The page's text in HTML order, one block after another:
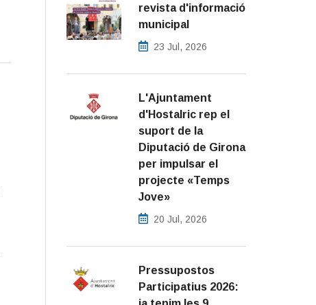
revista d'informació
municipal
23 Jul, 2026
L'Ajuntament
d'Hostalric rep el
suport de la
Diputació de Girona
per impulsar el
projecte «Temps
Jove»
20 Jul, 2026
Pressupostos
Participatius 2026: